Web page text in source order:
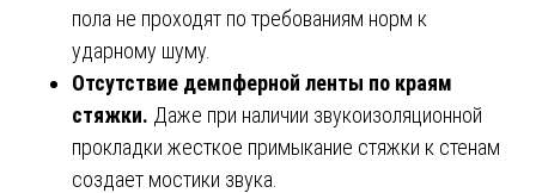
пола не проходят по требованиям норм к
ударному шуму.
Отсутствие демпферной ленты по краям
стяжки. Даже при наличии звукоизоляционной
прокладки жесткое примыкание стяжки к стенам
создает мостики звука.